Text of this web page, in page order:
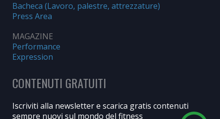
Bacheca (Lavoro, palestre, attrezzature)
Press Area
MAGAZINE
Performance
Expression
CONTENUTI GRATUITI
Iscriviti alla newsletter e scarica gratis contenuti
sempre nuovi sul mondo del fitness